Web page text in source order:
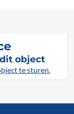
object
te sturen.